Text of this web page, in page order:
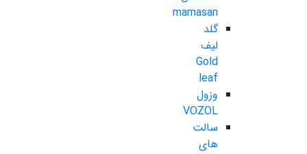
mamasan
گلد
لیف
Gold
leaf
وزول
VOZOL
سالت
های